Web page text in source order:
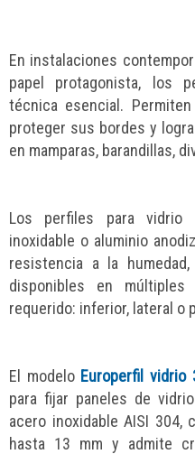
En instalaciones
papel protagonista, los
técnica esencial.
proteger sus bordes y
en mamparas, barandillas,
Los perfiles para vidrio
inoxidable o aluminio
resistencia a la
disponibles en
requerido: inferior, lateral o
El modelo Europerfil vidrio
para fijar paneles de
acero inoxidable AISI
hasta 13 mm y admite